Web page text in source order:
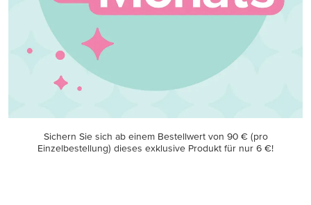
Sichern Sie sich ab einem Bestellwert von 90 € (pro
Einzelbestellung) dieses exklusive Produkt für nur 6 €!